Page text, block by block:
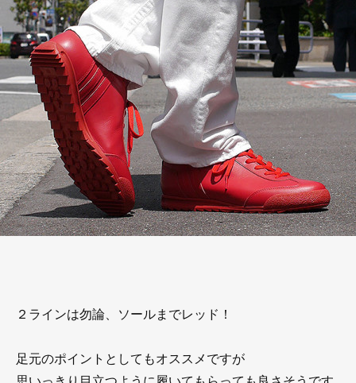
２ラインは勿論、ソールまでレッド！
足元のポイントとしてもオススメですが